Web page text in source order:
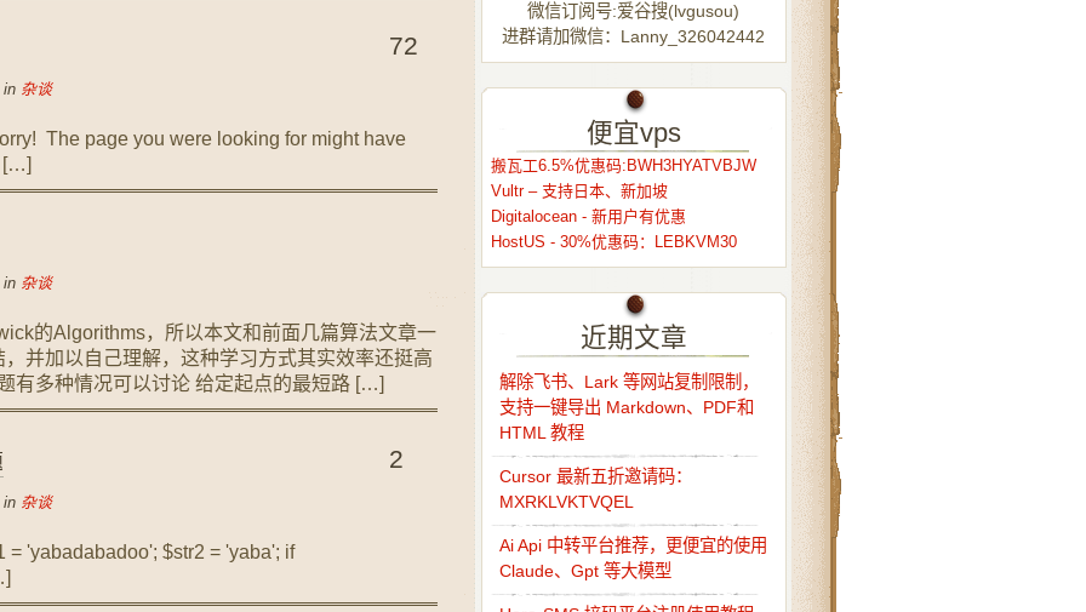
72
in 杂谈
The page you were looking for might have
[…]
in 杂谈
的Algorithms，所以本文和前面几篇算法文章一
并加以自己理解，这种学习方式其实效率还挺高
有多种情况可以讨论 给定起点的最短路 […]
2
in 杂谈
'yabadabadoo'; $str2 = 'yaba'; if
微信订阅号:爱谷搜(lvgusou)
进群请加微信：Lanny_326042442
便宜vps
搬瓦工6.5%优惠码:BWH3HYATVBJW
Vultr – 支持日本、新加坡
Digitalocean - 新用户有优惠
HostUS - 30%优惠码：LEBKVM30
近期文章
解除飞书、Lark 等网站复制限制，
支持一键导出 Markdown、PDF和
HTML 教程
Cursor 最新五折邀请码：
MXRKLVKTVQEL
Ai Api 中转平台推荐，更便宜的使用
Claude、Gpt 等大模型